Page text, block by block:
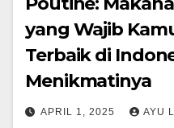
yang Wajib
Terbaik di
Menikmatinya
APRIL 1, 2025 AYU